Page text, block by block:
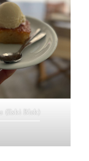
(Eski Blok)